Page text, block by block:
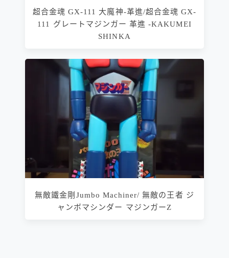
超合金魂 GX-111 大魔神-革進/超合金魂 GX-
111 グレートマジンガー 革進 -KAKUMEI
SHINKA
無敵鐵金剛Jumbo Machiner/ 無敵の王者 ジ
ャンボマシンダー マジンガーZ